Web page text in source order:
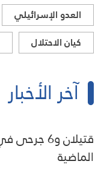
العدو الإسرائيلي
كيان الاحتلال
آخر الأخبار
الماضية